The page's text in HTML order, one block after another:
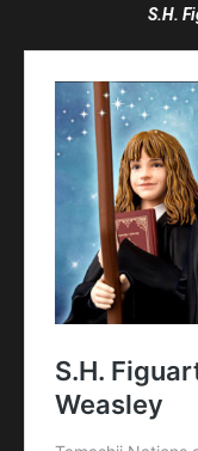
S.H.